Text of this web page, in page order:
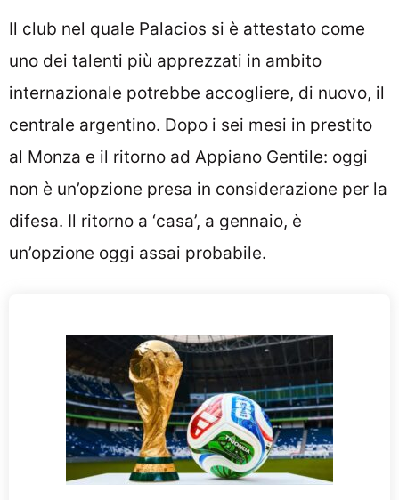
Il club nel quale Palacios si è attestato come
uno dei talenti più apprezzati in ambito
internazionale potrebbe accogliere, di nuovo, il
centrale argentino. Dopo i sei mesi in prestito
al Monza e il ritorno ad Appiano Gentile: oggi
non è un’opzione presa in considerazione per la
difesa. Il ritorno a ‘casa’, a gennaio, è
un’opzione oggi assai probabile.